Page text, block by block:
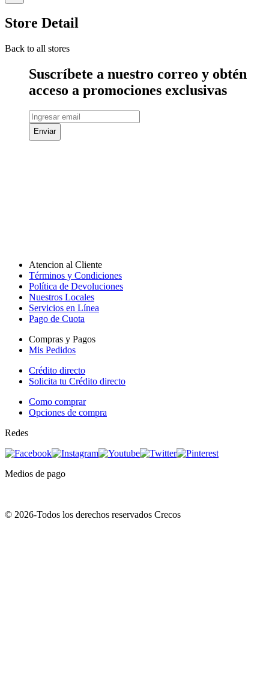
Store Detail
Back to all stores
Suscríbete a nuestro correo y obtén
acceso a promociones exclusivas
Enviar
Atencion al Cliente
Términos y Condiciones
Política de Devoluciones
Nuestros Locales
Servicios en Línea
Pago de Cuota
Compras y Pagos
Mis Pedidos
Crédito directo
Solicita tu Crédito directo
Como comprar
Opciones de compra
Redes
Medios de pago
© 2026-Todos los derechos reservados Crecos